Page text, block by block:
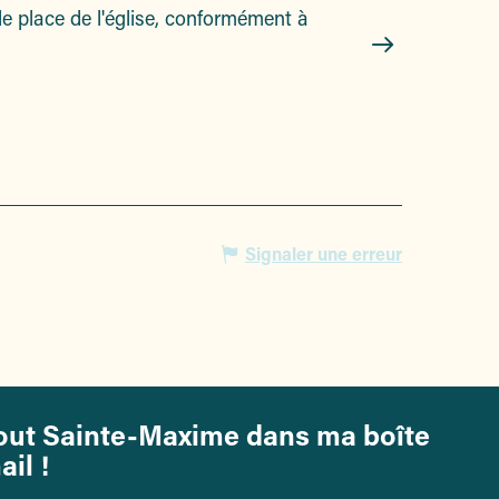
place de l'église, conformément à
sur nos côtes
Signaler une erreur
Sainte-Maxime dans ma boîte
!